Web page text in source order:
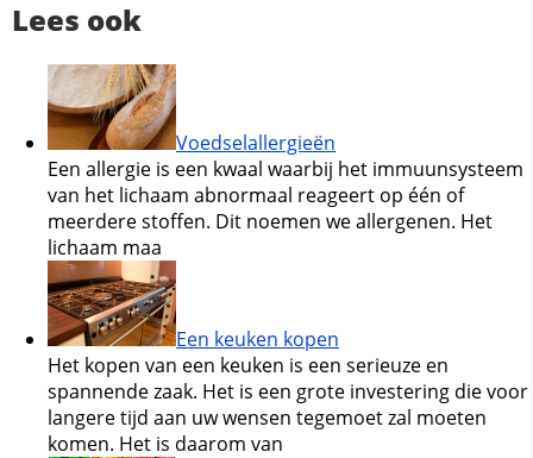
Lees ook
Voedselallergieën
Een allergie is een kwaal waarbij het immuunsysteem
van het lichaam abnormaal reageert op één of
meerdere stoffen. Dit noemen we allergenen. Het
lichaam maa
Een keuken kopen
Het kopen van een keuken is een serieuze en
spannende zaak. Het is een grote investering die voor
langere tijd aan uw wensen tegemoet zal moeten
komen. Het is daarom van